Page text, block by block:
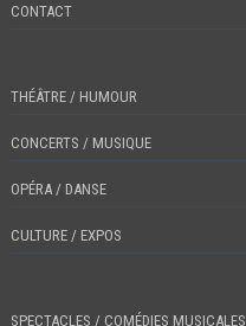
CONTACT
THÉÂTRE / HUMOUR
CONCERTS / MUSIQUE
OPÉRA / DANSE
CULTURE / EXPOS
SPECTACLES / COMÉDIES MUSICALES